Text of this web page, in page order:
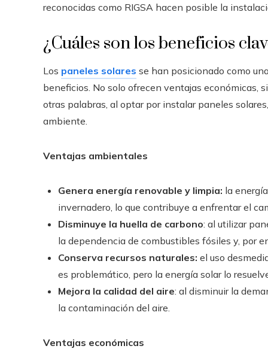
reconocidas como RIGSA hacen posible la
¿Cuáles son los beneficios
Los paneles solares se han posicionado como
beneficios. No solo ofrecen ventajas económicas,
otras palabras, al optar por instalar paneles
ambiente.
Ventajas ambientales
Genera energía renovable y limpia: la
invernadero, lo que contribuye a enfrentar el
Disminuye la huella de carbono: al utilizar
la dependencia de combustibles fósiles y, por
Conserva recursos naturales: el uso
es problemático, pero la energía solar lo
Mejora la calidad del aire: al disminuir la
la contaminación del aire.
Ventajas económicas